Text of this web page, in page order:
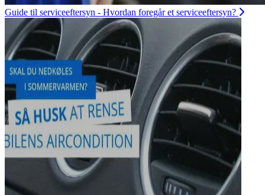
Guide til serviceeftersyn - Hvordan foregår et serviceeftersyn?